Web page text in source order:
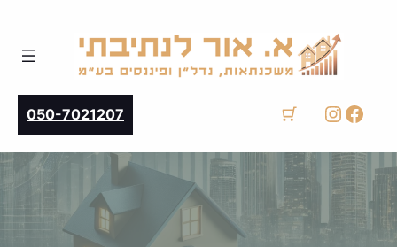
facebook
instagram
050-7021207